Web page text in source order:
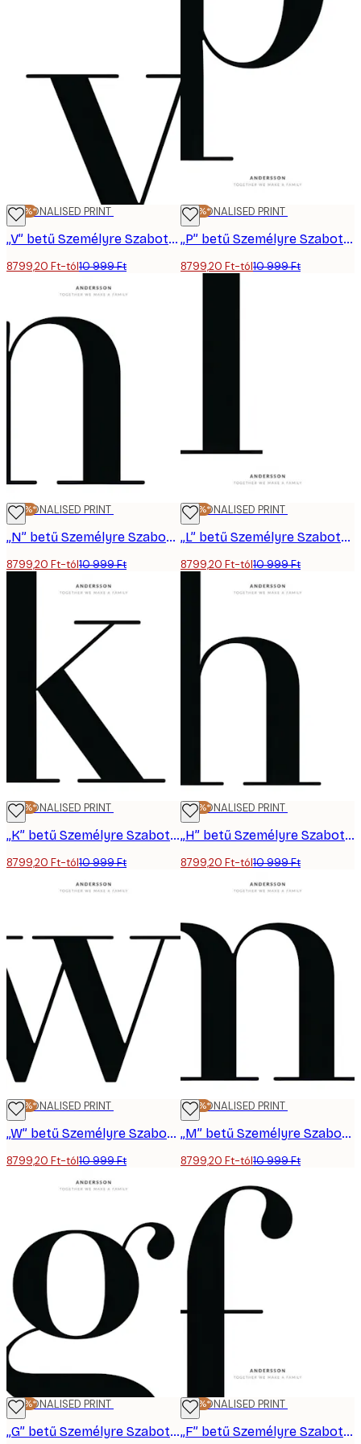
-20%*
PERSONALISED PRINT
„V” betű Személyre Szabott Poszter
8799,20 Ft-tól10 999 Ft
-20%*
PERSONALISED PRINT
„P” betű Személyre Szabott Poszter
8799,20 Ft-tól10 999 Ft
-20%*
PERSONALISED PRINT
„N” betű Személyre Szabott Poszter
8799,20 Ft-tól10 999 Ft
-20%*
PERSONALISED PRINT
„L” betű Személyre Szabott Poszter
8799,20 Ft-tól10 999 Ft
-20%*
PERSONALISED PRINT
„K” betű Személyre Szabott Poszter
8799,20 Ft-tól10 999 Ft
-20%*
PERSONALISED PRINT
„H” betű Személyre Szabott Poszter
8799,20 Ft-tól10 999 Ft
-20%*
PERSONALISED PRINT
„W” betű Személyre Szabott Poszter
8799,20 Ft-tól10 999 Ft
-20%*
PERSONALISED PRINT
„M” betű Személyre Szabott Poszter
8799,20 Ft-tól10 999 Ft
-20%*
PERSONALISED PRINT
„G” betű Személyre Szabott Poszter
-20%*
PERSONALISED PRINT
„F” betű Személyre Szabott Poszter